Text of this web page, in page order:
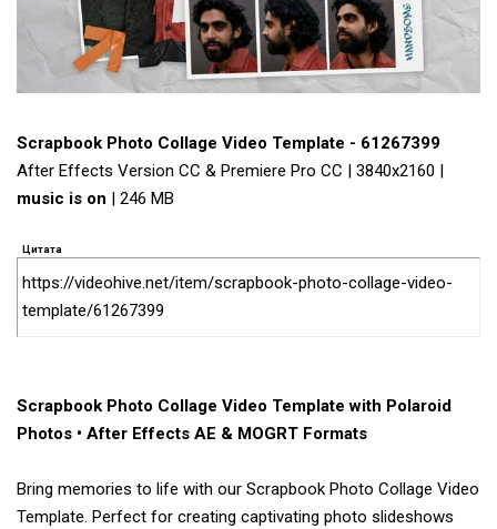
Scrapbook Photo Collage Video Template - 61267399
After Effects Version CC & Premiere Pro CC | 3840x2160 |
music is on | 246 MB
Цитата
https://videohive.net/item/scrapbook-photo-collage-video-
template/61267399
Scrapbook Photo Collage Video Template with Polaroid
Photos • After Effects AE & MOGRT Formats
Bring memories to life with our Scrapbook Photo Collage Video
Template. Perfect for creating captivating photo slideshows